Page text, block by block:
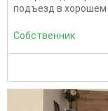
подъезд в хорошем
Собственник